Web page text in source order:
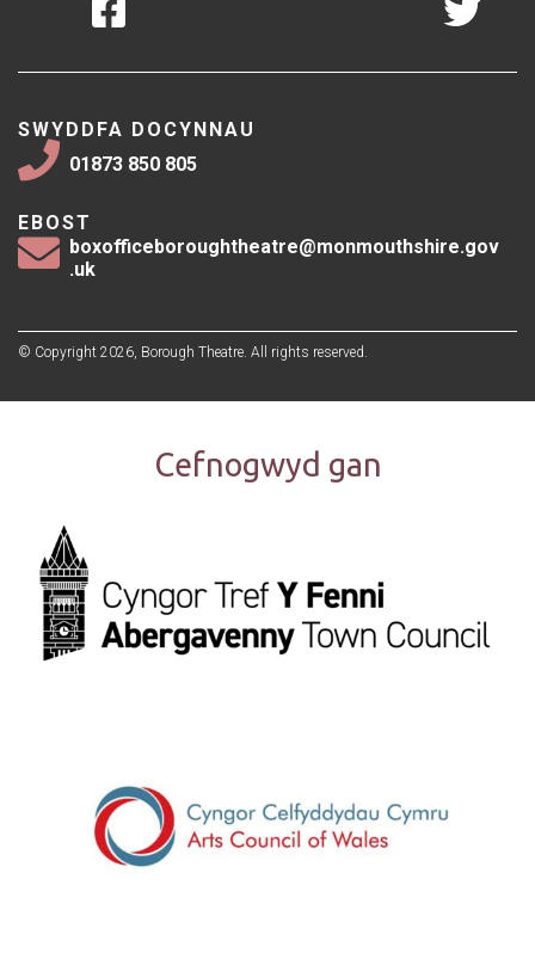
SWYDDFA DOCYNNAU
01873 850 805
EBOST
boxofficeboroughtheatre@monmouthshire.gov
.uk
© Copyright 2026, Borough Theatre. All rights reserved.
Cefnogwyd gan